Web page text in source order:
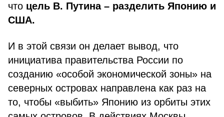
что цель В. Путина – разделить Японию и
США.
И в этой связи он делает вывод, что
инициатива правительства России по
созданию «особой экономической зоны» на
северных островах направлена как раз на
то, чтобы «выбить» Японию из орбиты этих